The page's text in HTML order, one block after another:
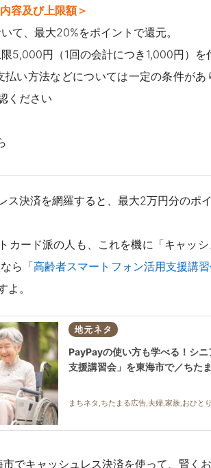
容及び上限額＞
て、最大20%をポイントで還元。
5,000円（1回の会計につき1,000円）を
払い方法などについては一定の条件が
ください
ス決済を網羅すると、最大2万円分のポ
カード派の人も、これを機に「キャッ
ら「高齢者スマートフォン活用支援講
よ。
地元ネタ
PayPayの使い方も学べる！シ
支援講習会」を東海市で／ちた
まちネタ,ちたまる広告,夫婦,家族,おひと
でキャッシュレス決済を使って、賢く